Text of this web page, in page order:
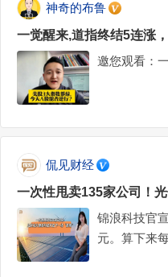
神奇的布鲁
一觉醒来,道指终结5连涨
邀您观看：
侃见财经
一次性甩卖135家公司！
锦浪科技官
元。算下来